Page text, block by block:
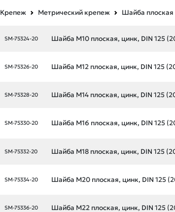
Крепеж Метрический крепеж Шайба плоская
SM-75324-20 Шайба М10 плоская, цинк, DIN 125
SM-75326-20 Шайба М12 плоская, цинк, DIN 125
SM-75328-20 Шайба М14 плоская, цинк, DIN 125
SM-75330-20 Шайба М16 плоская, цинк, DIN 125
SM-75332-20 Шайба М18 плоская, цинк, DIN 125
SM-75334-20 Шайба М20 плоская, цинк, DIN 125
SM-75336-20 Шайба М22 плоская, цинк, DIN 125